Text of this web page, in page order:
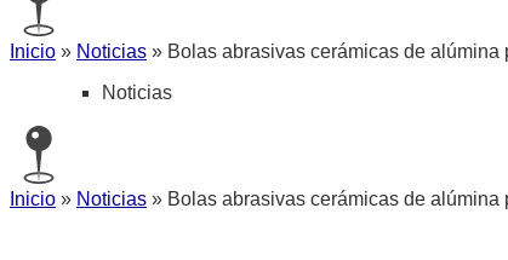
Inicio » Noticias » Bolas abrasivas cerámicas de
Noticias
Inicio » Noticias » Bolas abrasivas cerámicas de